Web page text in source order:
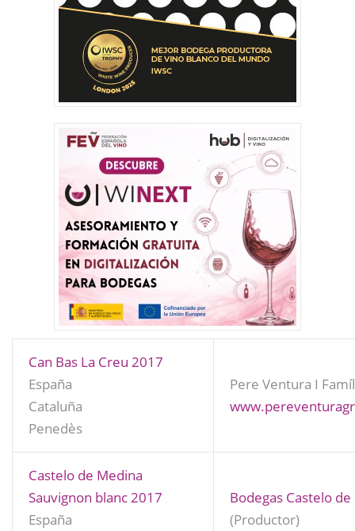
Can Bas La Creu 2017
España
Cataluña
Penedès
Pere Ventura I
Castelo de Medina
Sauvignon blanc 2017
España
Bodegas Castelo
(Productor)